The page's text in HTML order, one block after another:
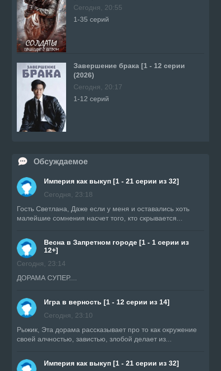
Сегодня, 20:55
1-35 серий
Завершение брака [1 - 12 серии
(2026)
Сегодня, 20:17
1-12 серий
Обсуждаемое
Империя как выкуп [1 - 21 серии из 32]
Сегодня, 23:18
Гость Светлана, Даже если у меня и оставались хоть
малейшие сомнения насчет того, кто скрывается...
Весна в Запретном городе [1 - 1 серии из
12+]
Сегодня, 23:14
ДОРАМА СУПЕР....
Игра в верность [1 - 12 серии из 14]
Сегодня, 23:10
Рыжик, Эта дорама рассказывает про то как окружение
своей алчностью, завистью, злобой делает из...
Империя как выкуп [1 - 21 серии из 32]